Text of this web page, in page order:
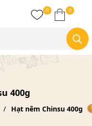
0 0
400g
Hạt nêm Chinsu 400g